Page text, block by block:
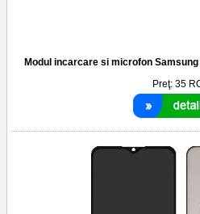
Modul incarcare si microfon
Preţ: 35